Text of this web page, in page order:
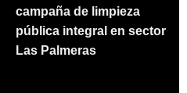
campaña de limpieza
pública integral en sector
Las Palmeras